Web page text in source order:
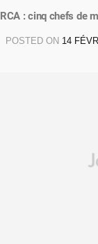
RCA : cinq chefs de
POSTED ON 14